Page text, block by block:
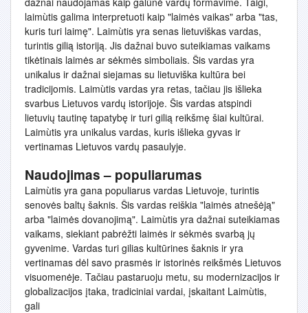
laimùtis galima interpretuoti kaip "laimės vaikas" arba "tas,
kuris turi laimę". Laimùtis yra senas lietuviškas vardas,
turintis gilią istoriją. Jis dažnai buvo suteikiamas vaikams
tikėtinais laimės ar sėkmės simboliais. Šis vardas yra
unikalus ir dažnai siejamas su lietuviška kultūra bei
tradicijomis. Laimùtis vardas yra retas, tačiau jis išlieka
svarbus Lietuvos vardų istorijoje. Šis vardas atspindi
lietuvių tautinę tapatybę ir turi gilią reikšmę šiai kultūrai.
Laimùtis yra unikalus vardas, kuris išlieka gyvas ir
vertinamas Lietuvos vardų pasaulyje.
Naudojimas – populiarumas
Laimùtis yra gana populiarus vardas Lietuvoje, turintis
senovės baltų šaknis. Šis vardas reiškia "laimės atnešėją"
arba "laimės dovanojimą". Laimùtis yra dažnai suteikiamas
vaikams, siekiant pabrėžti laimės ir sėkmės svarbą jų
gyvenime. Vardas turi gilias kultūrines šaknis ir yra
vertinamas dėl savo prasmės ir istorinės reikšmės Lietuvos
visuomenėje. Tačiau pastaruoju metu, su modernizacijos ir
globalizacijos įtaka, tradiciniai vardai, įskaitant Laimùtis,
gali